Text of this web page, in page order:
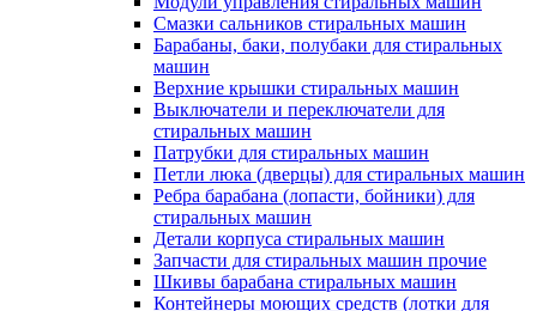
Смазки сальников стиральных машин
Барабаны, баки, полубаки для стиральных
машин
Верхние крышки стиральных машин
Выключатели и переключатели для
стиральных машин
Патрубки для стиральных машин
Петли люка (дверцы) для стиральных машин
Ребра барабана (лопасти, бойники) для
стиральных машин
Детали корпуса стиральных машин
Запчасти для стиральных машин прочие
Шкивы барабана стиральных машин
Контейнеры моющих средств (лотки для